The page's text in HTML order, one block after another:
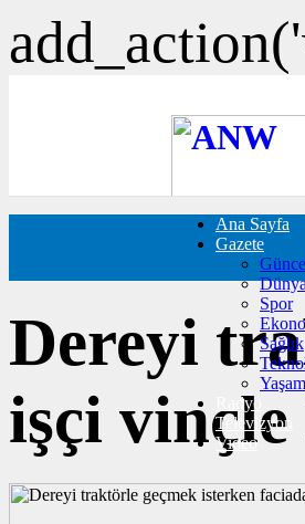
FOTO
VIDEO
TRAFİK
NÖBETÇİ
CANLI
HABER
BURÇLAR
İLETİŞİM
Ana Sayfa
Gazete
Spor
Sağlık
Yaşam
Radyo
Televizyon
Video
Dereyi
işçi